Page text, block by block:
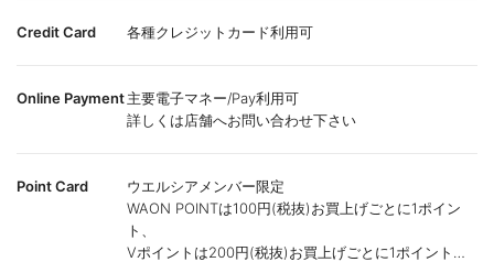
Credit Card 各種クレジットカード利用可
Online Payment主要電子マネー/Pay利用可
詳しくは店舗へお問い合わせ下さい
Point Card
ウエルシアメンバー限定
WAON POINTは100円(税抜)お買上げごとに1ポイン
ト、
Vポイントは200円(税抜)お買上げごとに1ポイント進